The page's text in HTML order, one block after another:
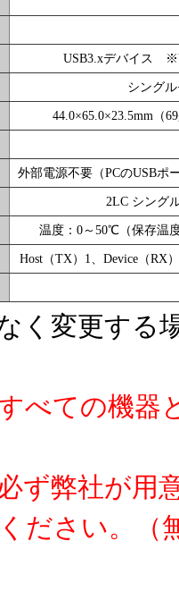
USB3.xデバイス
シング
44.0×65.0×23.5mm（
外部電源不要（PCのUSBポ
2LC シング
温度：0～50℃（保存温
Host（TX）1、Device（RX
く変更する
べての機器
ず弊社が用
ださい。（